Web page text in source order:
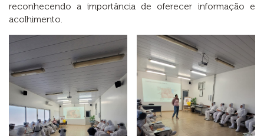
reconhecendo a importância de oferecer informação e
acolhimento.